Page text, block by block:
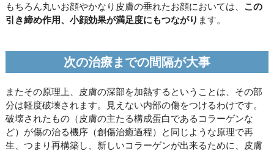
もちろん丸いお顔やかなり皮膚の垂れたお顔においては、 この
引き締め作用、小顔効果が満足度にもつながり ます。
次の治療までの間隔が大事
またその原理上、皮膚の深部を加熱するということは、その部
分は軽度破壊されます。見えない内部の傷をつけるわけです。
破壊されたもの（皮膚の主たる構成蛋白であるコラーゲンな
ど）が傷の治る機序（創傷治癒過程）と同じような原理で再
生、つまり再構築し、新しいコラーゲンが出来るために、皮膚